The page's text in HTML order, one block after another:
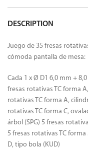
DESCRIPTION
Juego de 35 fresas
cómoda pantalla de mesa:
Cada 1 x Ø D1 6,0 mm +
fresas rotativas TC forma
rotativas TC forma A,
rotativas TC forma C,
árbol (SPG) 5 fresas
5 fresas rotativas TC forma
D, tipo bola (KUD)